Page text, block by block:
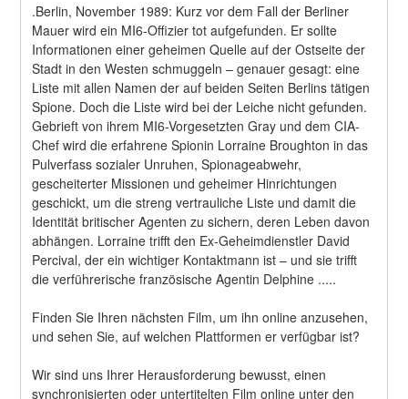
.Berlin, November 1989: Kurz vor dem Fall der Berliner
Mauer wird ein MI6-Offizier tot aufgefunden. Er sollte
Informationen einer geheimen Quelle auf der Ostseite der
Stadt in den Westen schmuggeln – genauer gesagt: eine
Liste mit allen Namen der auf beiden Seiten Berlins tätigen
Spione. Doch die Liste wird bei der Leiche nicht gefunden.
Gebrieft von ihrem MI6-Vorgesetzten Gray und dem CIA-
Chef wird die erfahrene Spionin Lorraine Broughton in das
Pulverfass sozialer Unruhen, Spionageabwehr,
gescheiterter Missionen und geheimer Hinrichtungen
geschickt, um die streng vertrauliche Liste und damit die
Identität britischer Agenten zu sichern, deren Leben davon
abhängen. Lorraine trifft den Ex-Geheimdienstler David
Percival, der ein wichtiger Kontaktmann ist – und sie trifft
die verführerische französische Agentin Delphine .....
Finden Sie Ihren nächsten Film, um ihn online anzusehen,
und sehen Sie, auf welchen Plattformen er verfügbar ist?
Wir sind uns Ihrer Herausforderung bewusst, einen
synchronisierten oder untertitelten Film online unter den